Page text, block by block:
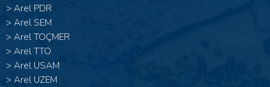
> Arel PDR
> Arel SEM
> Arel TOÇMER
> Arel TTO
> Arel USAM
> Arel UZEM